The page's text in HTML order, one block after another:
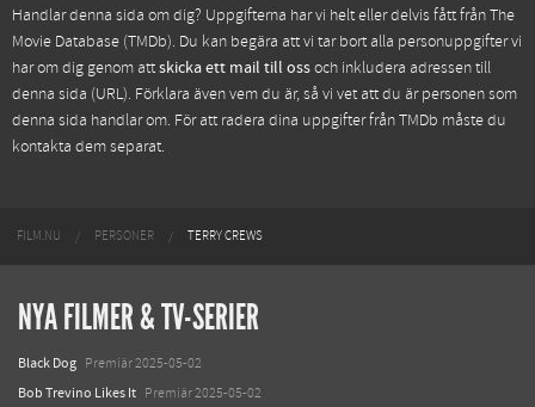
Handlar denna sida om dig? Uppgifterna har vi helt eller delvis fått frånThe
Movie Database (TMDb). Du kan begära att vi tar bort alla personuppgifter vi
har om dig genom attskicka ett mail till ossoch inkludera adressen till
denna sida (URL). Förklara även vem du är, så vi vet att du är personen som
denna sida handlar om. För att radera dina uppgifter från TMDb måste du
kontakta dem separat.
FILM.NU PERSONER TERRY CREWS
NYA FILMER & TV-SERIER
Black Dog Premiär 2025-05-02
Bob Trevino Likes It Premiär 2025-05-02